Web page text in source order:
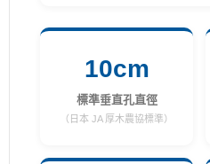
10cm
標準垂直孔直徑
（日本 JA 厚木農協標準）